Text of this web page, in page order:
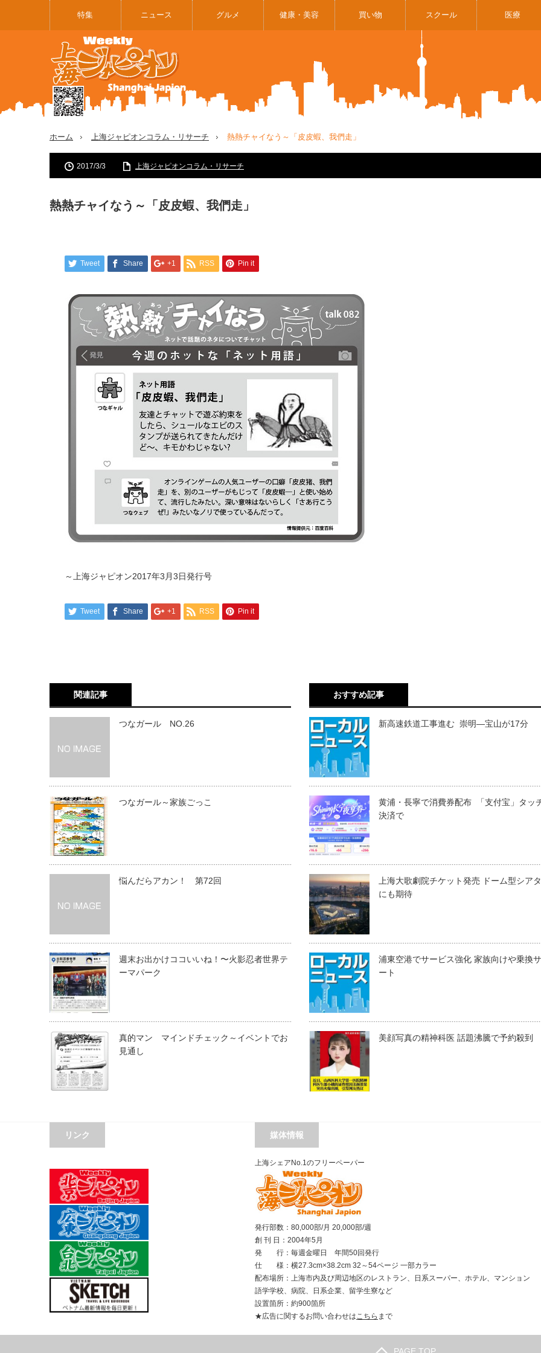
特集 ニュース グルメ 健康・美容 買い物 スクール 医療
ホーム 上海ジャピオンコラム・リサーチ 熱熱チャイなう～「皮皮蝦、我們走」
2017/3/3 上海ジャピオンコラム・リサーチ
熱熱チャイなう～「皮皮蝦、我們走」
Tweet Share +1 RSS Pin it
～上海ジャピオン2017年3月3日発行号
Tweet Share +1 RSS Pin it
関連記事
つなガール NO.26
つなガール～家族ごっこ
悩んだらアカン！ 第72回
週末お出かけココいいね！〜火影忍者世界テ
ーマパーク
真的マン マインドチェック～イベントでお
見通し
おすすめ記事
新高速鉄道工事進む 崇明―宝山が17分
黄浦・長寧で消費券配布 「支付宝」タッ
決済で
上海大歌劇院チケット発売 ドーム型シア
にも期待
浦東空港でサービス強化 家族向けや乗換
ート
美顔写真の精神科医 話題沸騰で予約殺到
リンク 媒体情報
上海シェアNo.1のフリーペーパー
発行部数：80,000部/月 20,000部/週
創 刊 日：2004年5月
発 行：毎週金曜日 年間50回発行
仕 様：横27.3cm×38.2cm 32～54ページ 一部カラー
配布場所：上海市内及び周辺地区のレストラン、日系スーパー、ホテル、マンション
語学学校、病院、日系企業、留学生寮など
設置箇所：約900箇所
★広告に関するお問い合わせはこちら まで